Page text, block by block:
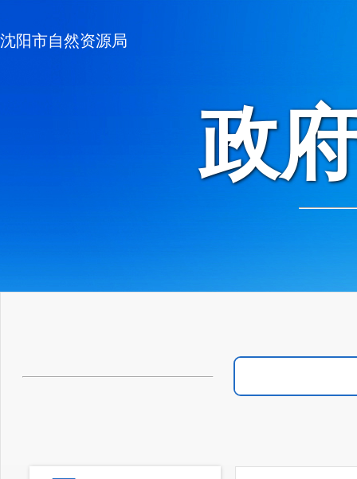
沈阳市自然资源局
政